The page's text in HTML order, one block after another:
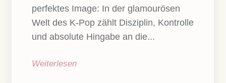
perfektes Image: In der glamourösen
Welt des K-Pop zählt Disziplin, Kontrolle
und absolute Hingabe an die...
Weiterlesen